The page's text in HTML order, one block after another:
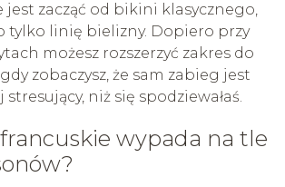
jest zacząć od bikini klasycznego,
tylko linię bielizny. Dopiero przy
możesz rozszerzyć zakres do
zobaczysz, że sam zabieg jest
niż się spodziewałaś.
wypada na tle